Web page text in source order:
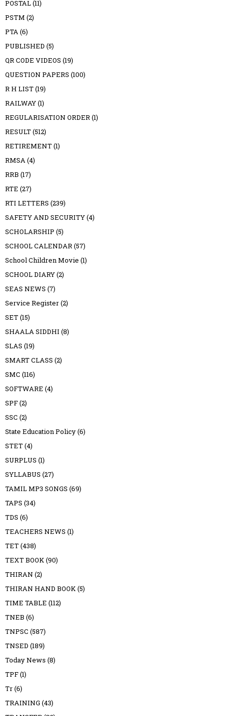
POSTAL(11)
PSTM (2)
PTA(6)
PUBLISHED (5)
QR CODE VIDEOS (19)
QUESTION PAPERS (100)
R H LIST(19)
RAILWAY(1)
REGULARISATION ORDER(1)
RESULT(512)
RETIREMENT(1)
RMSA(4)
RRB (17)
RTE (27)
RTI LETTERS (239)
SAFETY AND SECURITY(4)
SCHOLARSHIP (5)
SCHOOL CALENDAR(57)
School Children Movie (1)
SCHOOL DIARY(2)
SEAS NEWS (7)
Service Register(2)
SET(15)
SHAALA SIDDHI (8)
SLAS (19)
SMART CLASS (2)
SMC (116)
SOFTWARE (4)
SPF(2)
SSC (2)
State Education Policy(6)
STET(4)
SURPLUS (1)
SYLLABUS (27)
TAMIL MP3 SONGS (69)
TAPS (34)
TDS (6)
TEACHERS NEWS (1)
TET(438)
TEXT BOOK(90)
THIRAN (2)
THIRAN HAND BOOK(5)
TIME TABLE (112)
TNEB (6)
TNPSC (587)
TNSED (189)
Today News (8)
TPF(1)
Tr(6)
TRAINING (43)